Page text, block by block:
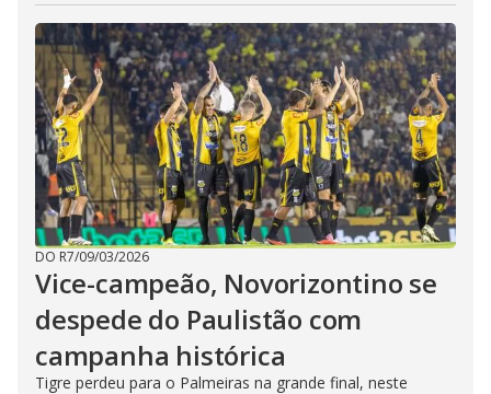
DO R7/09/03/2026
Vice-campeão, Novorizontino se
despede do Paulistão com
campanha histórica
Tigre perdeu para o Palmeiras na grande final, neste